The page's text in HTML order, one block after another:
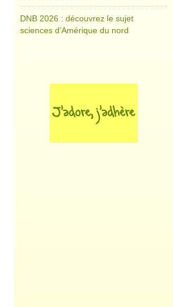
DNB 2026 : découvrez le sujet
sciences d’Amérique du nord